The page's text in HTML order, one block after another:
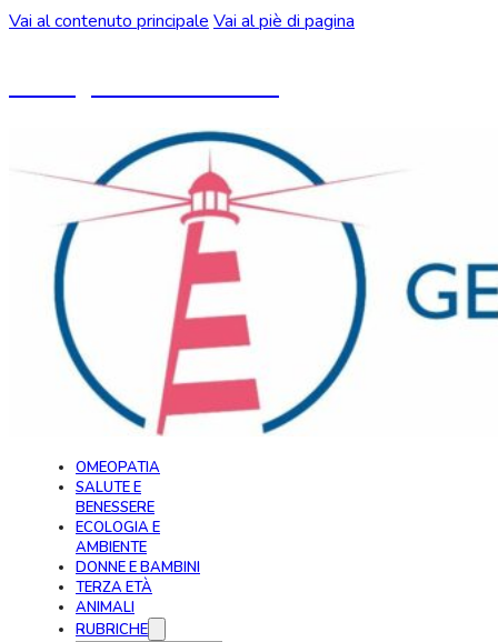
Vai al contenuto principale Vai al piè di pagina
OMEOPATIA
SALUTE E
BENESSERE
ECOLOGIA E
AMBIENTE
DONNE E BAMBINI
TERZA ETÀ
ANIMALI
RUBRICHE